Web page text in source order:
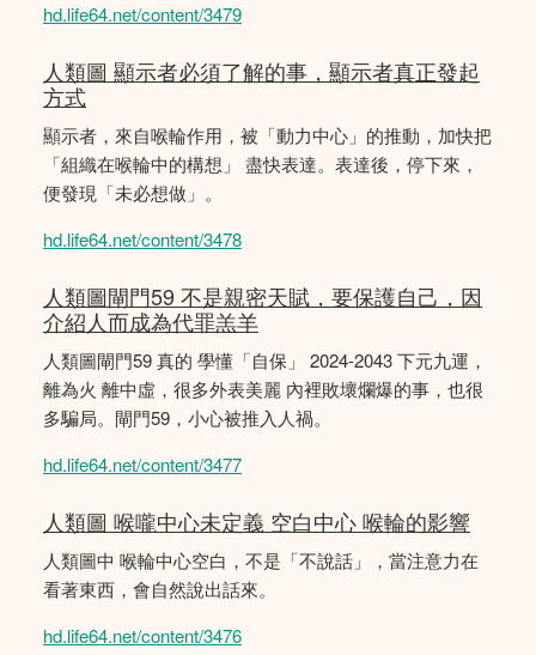
hd.life64.net/content/3479
人類圖 顯示者必須了解的事，顯示者真正發起
方式
顯示者，來自喉輪作用，被「動力中心」的推動，加快把
「組織在喉輪中的構想」 盡快表達。表達後，停下來，
便發現「未必想做」。
hd.life64.net/content/3478
人類圖閘門59 不是親密天賦，要保護自己，因
介紹人而成為代罪羔羊
人類圖閘門59 真的 學懂「自保」 2024-2043 下元九運，
離為火 離中虛，很多外表美麗 內裡敗壞爛爆的事，也很
多騙局。閘門59，小心被推入人禍。
hd.life64.net/content/3477
人類圖 喉嚨中心未定義 空白中心 喉輪的影響
人類圖中 喉輪中心空白，不是「不說話」，當注意力在
看著東西，會自然說出話來。
hd.life64.net/content/3476